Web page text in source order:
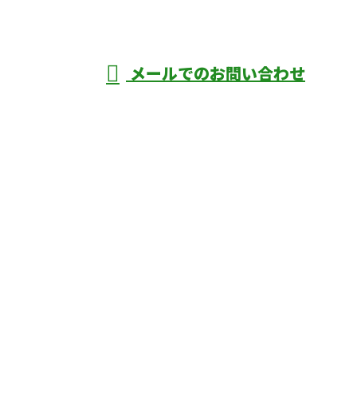
メールでのお問い合わせ